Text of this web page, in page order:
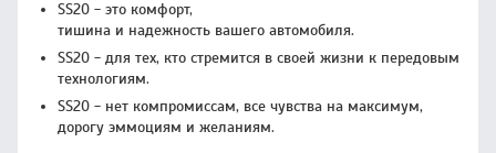
SS20 - это комфорт,
тишина и надежность вашего автомобиля.
SS20 - для тех, кто стремится в своей жизни к передовым
технологиям.
SS20 - нет компромиссам, все чувства на максимум,
дорогу эммоциям и желаниям.